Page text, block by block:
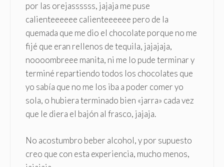
por las orejassssss, jajaja me puse
calienteeeeee calienteeeeee pero de la
quemada que me dio el chocolate porque no me
fijé que eran rellenos de tequila, jajajaja,
noooombreee manita, ni me lo pude terminar y
terminé repartiendo todos los chocolates que
yo sabía que no me los iba a poder comer yo
sola, o hubiera terminado bien «jarra» cada vez
que le diera el bajón al frasco, jajaja.
No acostumbro beber alcohol, y por supuesto
creo que con esta experiencia, mucho menos,